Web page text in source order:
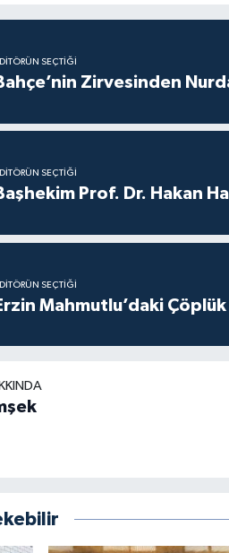
SEÇTIĞI
Zirvesinden
SEÇTIĞI
Prof. Dr. Hakan
SEÇTIĞI
Mahmutlu’daki